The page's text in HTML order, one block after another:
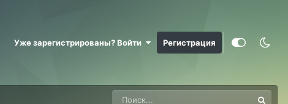
Уже зарегистрированы? Войти Регистрация
Майкл Скофилд 07/28/26 09:16 AM
@Sensuella ненадо заниматься этой
ДусяАгрегаТ 08/04/26 09:23 AM
Последние два клана с сервера вышли